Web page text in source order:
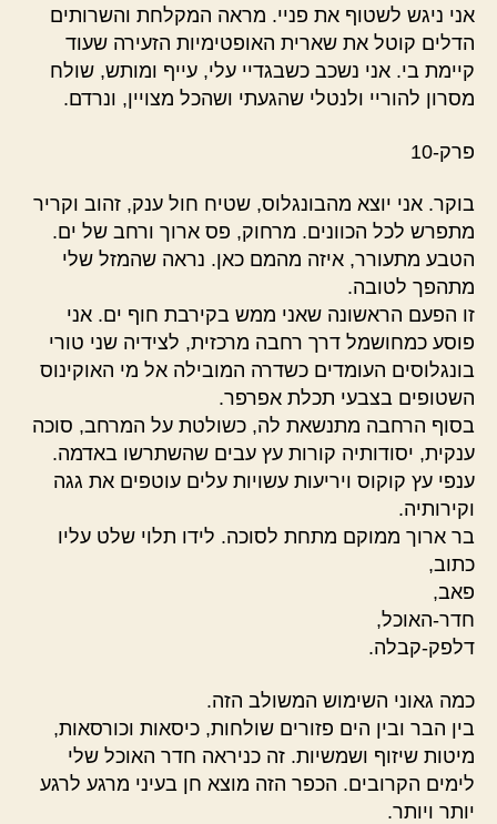
אני ניגש לשטוף את פניי. מראה המקלחת והשרותים
הדלים קוטל את שארית האופטימיות הזעירה שעוד
קיימת בי. אני נשכב כשבגדיי עלי, עייף ומותש, שולח
מסרון להוריי ולנטלי שהגעתי ושהכל מצויין, ונרדם.
פרק-10
בוקר. אני יוצא מהבונגלוס, שטיח חול ענק, זהוב וקריר
מתפרש לכל הכוונים. מרחוק, פס ארוך ורחב של ים.
הטבע מתעורר, איזה מהמם כאן. נראה שהמזל שלי
מתהפך לטובה.
זו הפעם הראשונה שאני ממש בקירבת חוף ים. אני
פוסע כמחושמל דרך רחבה מרכזית, לצידיה שני טורי
בונגלוסים העומדים כשדרה המובילה אל מי האוקינוס
השטופים בצבעי תכלת אפרפר.
בסוף הרחבה מתנשאת לה, כשולטת על המרחב, סוכה
ענקית, יסודותיה קורות עץ עבים שהשתרשו באדמה.
ענפי עץ קוקוס ויריעות עשויות עלים עוטפים את גגה
וקירותיה.
בר ארוך ממוקם מתחת לסוכה. לידו תלוי שלט עליו
כתוב,
פאב,
חדר-האוכל,
דלפק-קבלה.
כמה גאוני השימוש המשולב הזה.
בין הבר ובין הים פזורים שולחות, כיסאות וכורסאות,
מיטות שיזוף ושמשיות. זה כניראה חדר האוכל שלי
לימים הקרובים. הכפר הזה מוצא חן בעיני מרגע לרגע
יותר ויותר.